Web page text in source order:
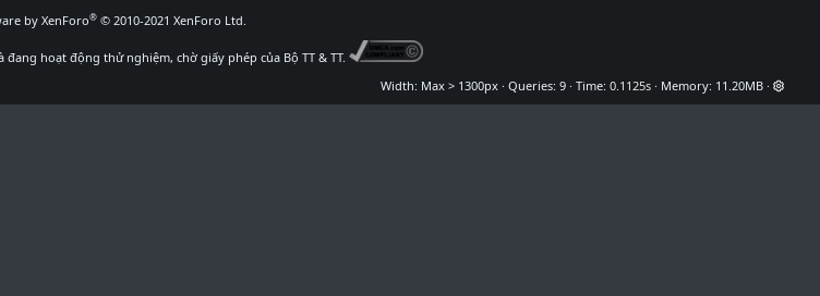
by XenForo® © 2010-2021 XenForo Ltd.
hoạt động thử nghiệm, chờ giấy phép của Bộ TT & TT.
Width
Queries 9 Time 0.1125s Memory 11.20MB